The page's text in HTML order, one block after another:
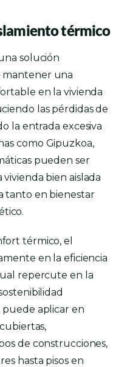
térmico
solución
una
en la vivienda
las pérdidas de
la entrada excesiva
como Gipuzkoa,
pueden ser
bien aislada
tanto en bienestar
térmico, el
en la eficiencia
repercute en la
puede aplicar en
de construcciones,
hasta pisos en